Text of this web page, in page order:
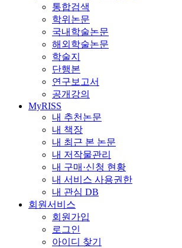
통합검색
학위논문
국내학술논문
해외학술논문
학술지
단행본
연구보고서
공개강의
MyRISS
내 추천논문
내 책장
내 최근 본 논문
내 저작물관리
내 구매·신청 현황
내 서비스 사용권한
내 관심 DB
회원서비스
회원가입
로그인
아이디 찾기